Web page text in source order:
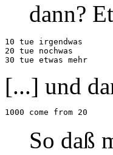
dann?
10 tue irgendwas
20 tue nochwas
[...] und
So daß